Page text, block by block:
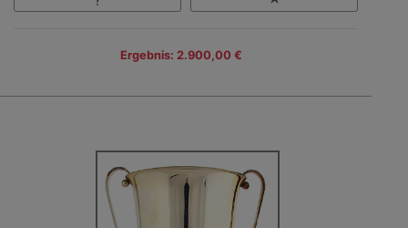
Ergebnis: 2.900,00 €